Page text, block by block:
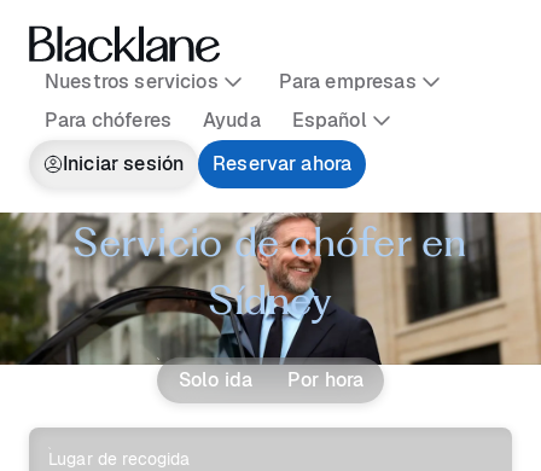
Nuestros servicios
Para empresas
Para chóferes
Ayuda
Español
Iniciar sesión
Reservar ahora
Servicio de chófer en
Sídney
Solo ida Por hora
Lugar de recogida